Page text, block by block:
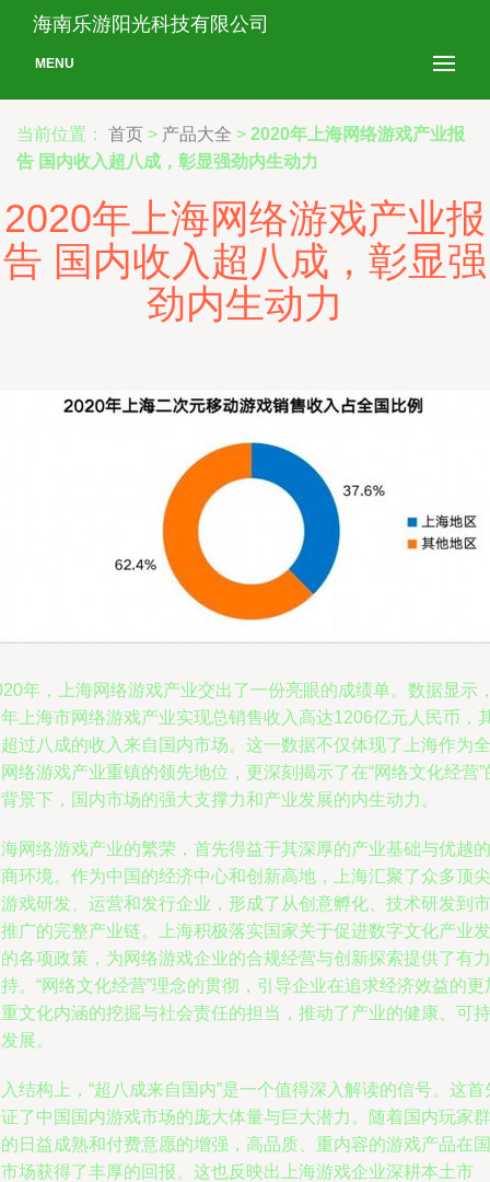
海南乐游阳光科技有限公司
MENU
当前位置： 首页 > 产品大全 > 2020年上海网络游戏产业报
告 国内收入超八成，彰显强劲内生动力
2020年上海网络游戏产业报
告 国内收入超八成，彰显强
劲内生动力
年，上海网络游戏产业交出了一份亮眼的成绩单。数据显示
上海市网络游戏产业实现总销售收入高达1206亿元人民币，
过八成的收入来自国内市场。这一数据不仅体现了上海作为全
络游戏产业重镇的领先地位，更深刻揭示了在“网络文化经营”
景下，国内市场的强大支撑力和产业发展的内生动力。
网络游戏产业的繁荣，首先得益于其深厚的产业基础与优越的
环境。作为中国的经济中心和创新高地，上海汇聚了众多顶尖
戏研发、运营和发行企业，形成了从创意孵化、技术研发到市
广的完整产业链。上海积极落实国家关于促进数字文化产业发
各项政策，为网络游戏企业的合规经营与创新探索提供了有力
。“网络文化经营”理念的贯彻，引导企业在追求经济效益的更
文化内涵的挖掘与社会责任的担当，推动了产业的健康、可持
展。
结构上，“超八成来自国内”是一个值得深入解读的信号。这首
了中国国内游戏市场的庞大体量与巨大潜力。随着国内玩家群
日益成熟和付费意愿的增强，高品质、重内容的游戏产品在国
场获得了丰厚的回报。这也反映出上海游戏企业深耕本土市